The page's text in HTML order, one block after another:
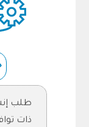
طلب
ذات